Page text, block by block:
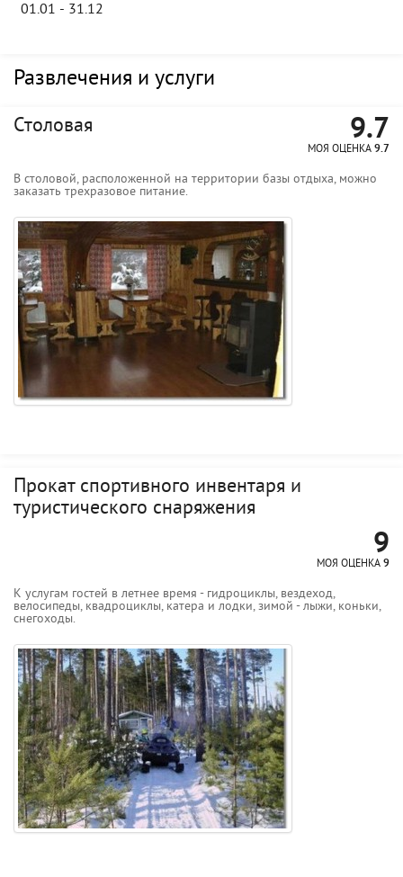
01.01 - 31.12
Развлечения и услуги
Столовая 9.7
МОЯ ОЦЕНКА 9.7
В столовой, расположенной на территории базы отдыха, можно
заказать трехразовое питание.
Прокат спортивного инвентаря и
туристического снаряжения
9
МОЯ ОЦЕНКА 9
К услугам гостей в летнее время - гидроциклы, вездеход,
велосипеды, квадроциклы, катера и лодки, зимой - лыжи, коньки,
снегоходы.